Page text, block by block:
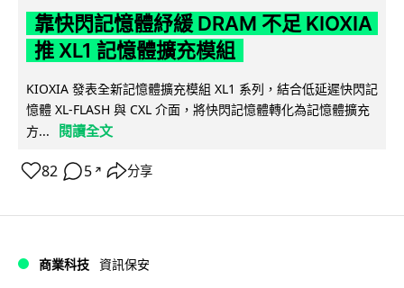
靠快閃記憶體紓緩 DRAM 不足 KIOXIA
推 XL1 記憶體擴充模組
KIOXIA 發表全新記憶體擴充模組 XL1 系列，結合低延遲快閃記
憶體 XL-FLASH 與 CXL 介面，將快閃記憶體轉化為記憶體擴充
方...
閱讀全文
82 5 ↗ 分享
商業科技 資訊保安